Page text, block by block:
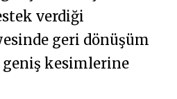
verdiği
geri dönüşüm
kesimlerine